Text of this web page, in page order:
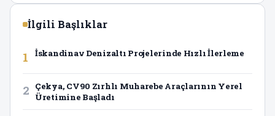
İlgili Başlıklar
1 İskandinav Denizaltı Projelerinde Hızlı İlerleme
2
Çekya, CV90 Zırhlı Muharebe Araçlarının Yerel
Üretimine Başladı